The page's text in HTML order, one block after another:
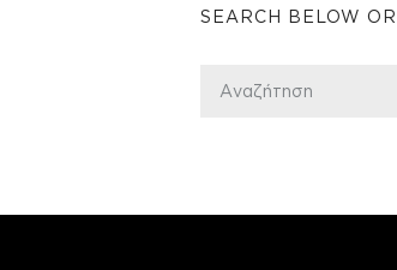
SEARCH BELOW